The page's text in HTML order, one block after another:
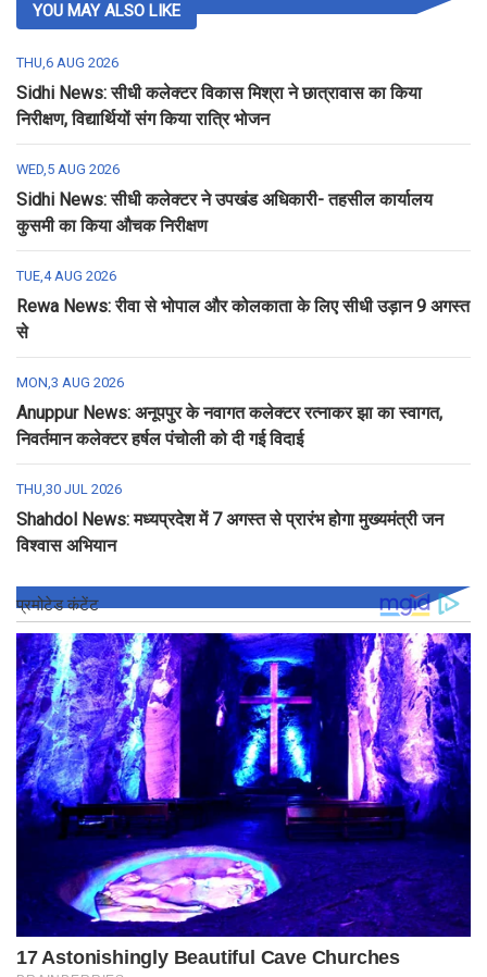
YOU MAY ALSO LIKE
THU,6 AUG 2026
Sidhi News: सीधी कलेक्टर विकास मिश्रा ने छात्रावास का किया
निरीक्षण, विद्यार्थियों संग किया रात्रि भोजन
WED,5 AUG 2026
Sidhi News: सीधी कलेक्टर ने उपखंड अधिकारी- तहसील कार्यालय
कुसमी का किया औचक निरीक्षण
TUE,4 AUG 2026
Rewa News: रीवा से भोपाल और कोलकाता के लिए सीधी उड़ान 9 अगस्त
से
MON,3 AUG 2026
Anuppur News: अनूपपुर के नवागत कलेक्टर रत्नाकर झा का स्वागत,
निवर्तमान कलेक्टर हर्षल पंचोली को दी गई विदाई
THU,30 JUL 2026
Shahdol News: मध्यप्रदेश में 7 अगस्त से प्रारंभ होगा मुख्यमंत्री जन
विश्वास अभियान